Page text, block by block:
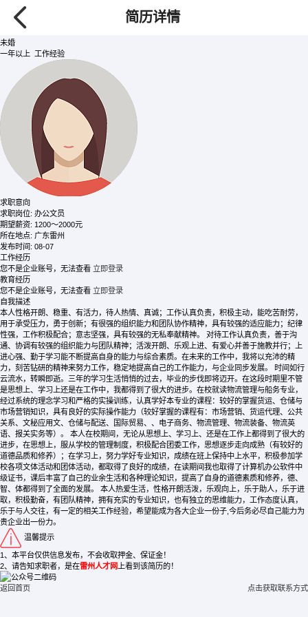
简历详情
/ 女士
****
未婚
一年以上 工作经验
求职意向
求职岗位: 办公文员
期望薪资: 1200～2000元
所在地点: 广东雷州
发布时间: 08-07
工作经历
您不是企业账号，无法查看 立即登录
教育经历
您不是企业账号，无法查看 立即登录
自我描述
本人性格开朗、稳重、有活力，待人热情、真诚；工作认真负责，积极主动，能吃苦耐劳，
用于承受压力，勇于创新；有很强的组织能力和团队协作精神，具有较强的适应能力；纪律
性强，工作积极配合；意志坚强，具有较强的无私奉献精神。 对待工作认真负责，善于沟
通、协调有较强的组织能力与团队精神；活泼开朗、乐观上进、有爱心并善于施教并行；上
进心强、勤于学习能不断提高自身的能力与综合素质。在未来的工作中，我将以充沛的精
力，刻苦钻研的精神来努力工作，稳定地提高自己的工作能力，与企业同步发展。 时间如行
云流水，转瞬即逝。三年的学习生活悄悄的过去，毕业的步伐即将迈开。在这段时期里不管
是思想上、学习上还是在工作中，我都得到了很大的进步。在校就读物流管理与船务专业，
经过系统的理念学习和严格的实操训练，认真学好本专业的课程：较好的掌握货运、仓储与
市场营销知识，具有良好的实际操作能力（较好掌握的课程有：市场营销、货运代理、公共
关系、文秘应用文、仓储与配送、国际贸易、、电子商务、物流管理、物流装备、物流英
语、报关实务等）。 本人在校期间，无论从思想上、学习上、还是在工作上都得到了很大的
进步，在思想上，服从学校的管理制度，积极配合团委工作，思想逐步走向成熟（有较好的
道德品质和修养）；在学习上，努力学好专业知识，成绩在班上保持中上水平，积极参加学
校各项文体活动和团体活动，都取得了良好的成绩，在读期间我也取得了计算机办公软件中
级证书，课后丰富了自己的业余生活和各种理论知识，提高了自身的道德素质和修养，德、
智、体都得到了全面的发展。 本人热爱生活，性格开朗活泼，乐观向上，乐于助人，乐于进
取，积极勤奋，有团队精神，拥有充实的专业知识，也有独立的思维能力，工作态度认真，
乐于与人交往，有一定的相关工作经验，希望能成为各大企业一份子,今后务必尽自己能力为
贵企业出一份力。
温馨提示
1、本平台仅供信息发布，不会收取押金、保证金！
2、请告知求职者，是在雷州人才网 上看到该简历的！
返回首页 点击获取联系方式